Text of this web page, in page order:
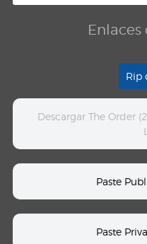
Enlaces
Rip
Descargar The Order
Paste
Paste